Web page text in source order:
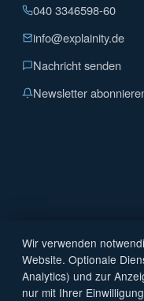
040 3346598-60
info@explainity.de
Nachricht senden
Newsletter
Wir verwenden
Website. Optionale
Analytics) und zur
nur mit Ihrer